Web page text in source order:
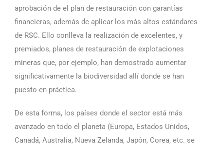
aprobación de el plan de restauración con garantías
financieras, además de aplicar los más altos estándares
de RSC. Ello conlleva la realización de excelentes, y
premiados, planes de restauración de explotaciones
mineras que, por ejemplo, han demostrado aumentar
significativamente la biodiversidad allí donde se han
puesto en práctica.
De esta forma, los países donde el sector está más
avanzado en todo el planeta (Europa, Estados Unidos,
Canadá, Australia, Nueva Zelanda, Japón, Corea, etc. se